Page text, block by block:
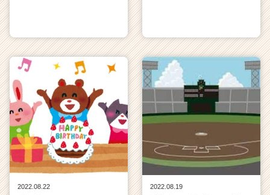
2022.08.22
2022.08.19